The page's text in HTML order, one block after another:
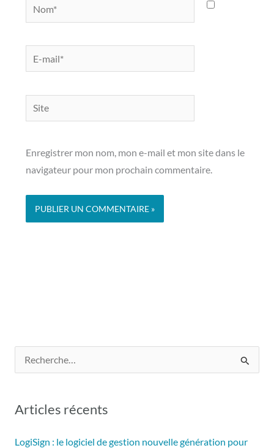
Nom*
E-
mail*
Site
Enregistrer mon nom, mon e-mail et mon site dans le
navigateur pour mon prochain commentaire.
e
Articles récents
LogiSign : le logiciel de gestion nouvelle génération pour